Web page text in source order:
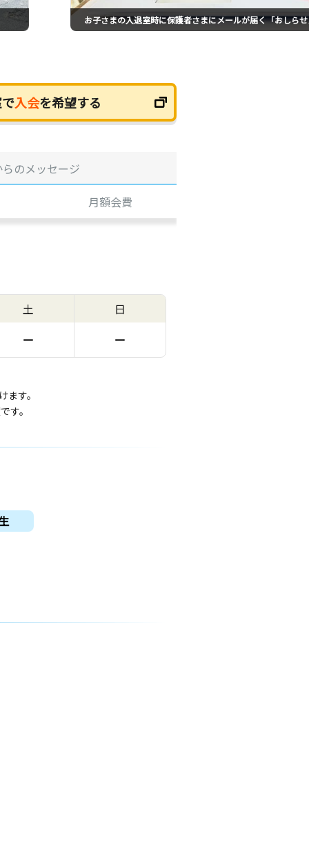
お子さまの入退室時に保護者さまにメールが届く「おしら
入会を希望する
のメッセージ
月額会費
土
ー
日
ー
す。
す。